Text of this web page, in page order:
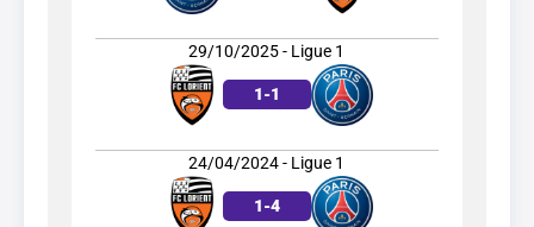
29/10/2025 - Ligue 1
1-1
24/04/2024 - Ligue 1
1-4